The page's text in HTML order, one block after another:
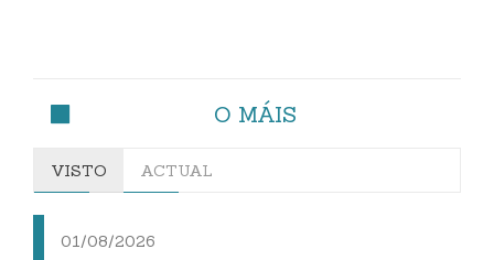
O MÁIS
VISTO ACTUAL
01/08/2026